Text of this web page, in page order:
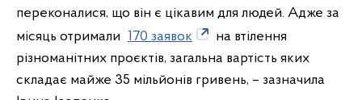
переконалися, що він є цікавим для людей. Адже за
місяць отримали 170 заявок
на втілення
різноманітних проєктів, загальна вартість яких
складає майже 35 мільйонів гривень, – зазначила